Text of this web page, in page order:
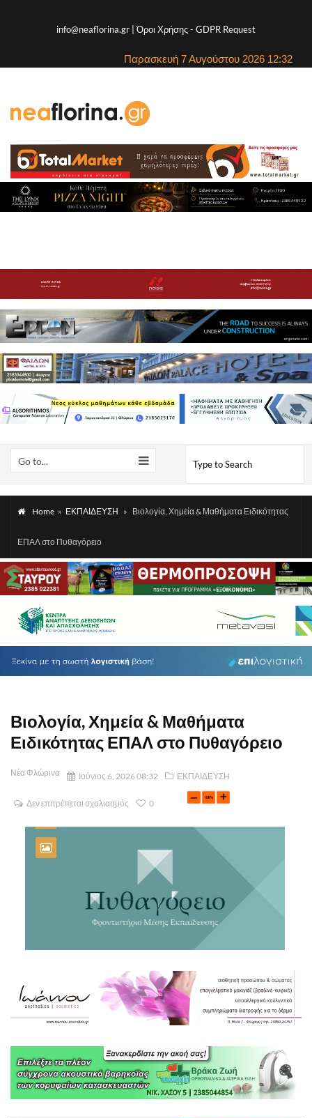
info@neaflorina.gr |Όροι Χρήσης- GDPR Request
Παρασκευή 7 Αυγούστου 2026 12:32
Go to...
Home » ΕΚΠΑΙΔΕΥΣΗ » Βιολογία, Χημεία & Μαθήματα Ειδικότητας
ΕΠΑΛ στο Πυθαγόρειο
Βιολογία, Χημεία & Μαθήματα
Ειδικότητας ΕΠΑΛ στο Πυθαγόρειο
Νέα Φλώρινα Ιούνιος 6, 2026 08:32 ΕΚΠΑΙΔΕΥΣΗ
Δεν επιτρέπεται σχολιασμός 0